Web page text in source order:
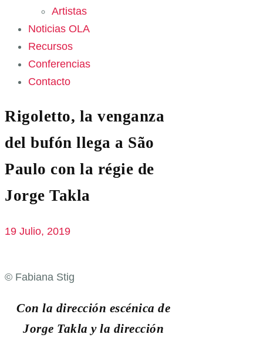
Artistas
Noticias OLA
Recursos
Conferencias
Contacto
Rigoletto, la venganza
del bufón llega a São
Paulo con la régie de
Jorge Takla
19 Julio, 2019
© Fabiana Stig
Con la dirección escénica de
Jorge Takla y la dirección